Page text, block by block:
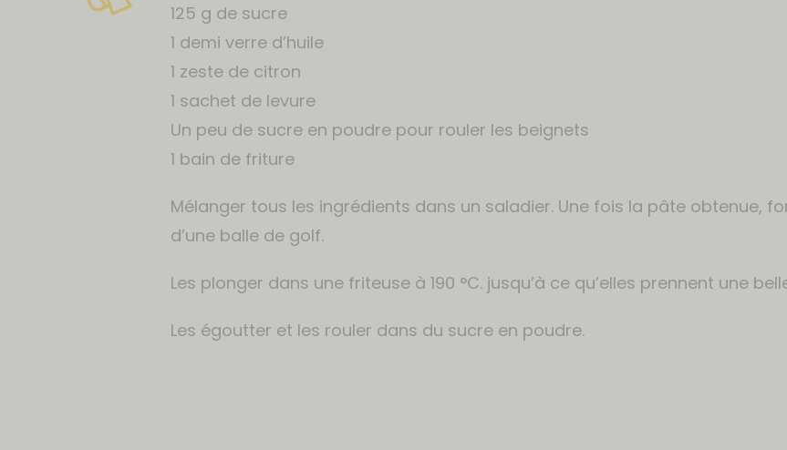
125 g de sucre
1 demi verre d’huile
1 zeste de citron
1 sachet de levure
Un peu de sucre en poudre pour rouler les beignets
1 bain de friture
Mélanger tous les ingrédients dans un saladier. Une fois la pâte obtenue,
d’une balle de golf.
Les plonger dans une friteuse à 190 °C. jusqu’à ce qu’elles prennent une
Les égoutter et les rouler dans du sucre en poudre.